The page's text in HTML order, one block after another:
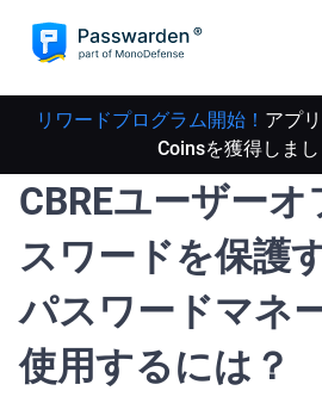
リワードプログラム開始！ アプ
Coinsを獲得しまし
CBREユーザー
スワードを保護
パスワードマネ
使用するには？